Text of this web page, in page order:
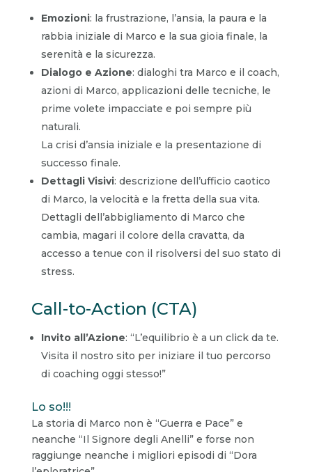
Emozioni: la frustrazione, l’ansia, la paura e la
rabbia iniziale di Marco e la sua gioia finale, la
serenità e la sicurezza.
Dialogo e Azione: dialoghi tra Marco e il coach,
azioni di Marco, applicazioni delle tecniche, le
prime volete impacciate e poi sempre più
naturali.
La crisi d’ansia iniziale e la presentazione di
successo finale.
Dettagli Visivi: descrizione dell’ufficio caotico
di Marco, la velocità e la fretta della sua vita.
Dettagli dell’abbigliamento di Marco che
cambia, magari il colore della cravatta, da
accesso a tenue con il risolversi del suo stato di
stress.
Call-to-Action (CTA)
Invito all’Azione: “L’equilibrio è a un click da te.
Visita il nostro sito per iniziare il tuo percorso
di coaching oggi stesso!”
Lo so!!!
La storia di Marco non è “Guerra e Pace” e
neanche “Il Signore degli Anelli” e forse non
raggiunge neanche i migliori episodi di “Dora